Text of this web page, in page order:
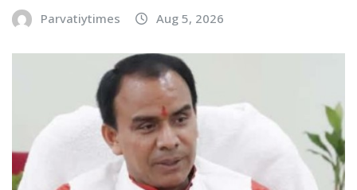
Parvatiytimes Aug 5, 2026